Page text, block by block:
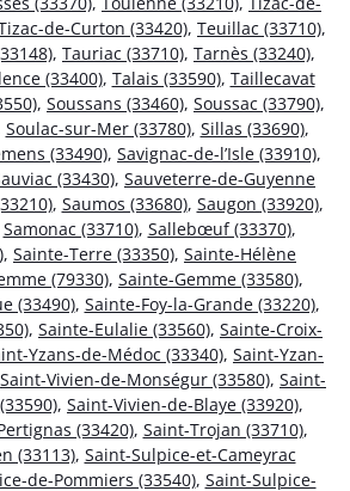
de-Curton (33420), Teuillac (33710),
, Tauriac (33710), Tarnès (33240),
(33400), Talais (33590), Taillecavat
, Soussans (33460), Soussac (33790),
Soulac-sur-Mer (33780), Sillas (33690),
(33490), Savignac-de-l’Isle (33910),
(33430), Sauveterre-de-Guyenne
, Saumos (33680), Saugon (33920),
Samonac (33710), Sallebœuf (33370),
, Sainte-Terre (33350), Sainte-Hélène
(79330), Sainte-Gemme (33580),
(33490), Sainte-Foy-la-Grande (33220),
, Sainte-Eulalie (33560), Sainte-Croix-
Yzans-de-Médoc (33340), Saint-Yzan-
Saint-Vivien-de-Monségur (33580), Saint-
, Saint-Vivien-de-Blaye (33920),
(33420), Saint-Trojan (33710),
(33113), Saint-Sulpice-et-Cameyrac
de-Pommiers (33540), Saint-Sulpice-